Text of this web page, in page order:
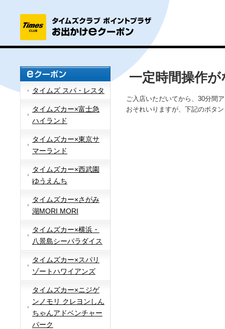
タイムズ スパ・レスタ
タイムズカー×富士急
ハイランド
タイムズカー×東京サ
マーランド
タイムズカー×西武園
ゆうえんち
タイムズカー×さがみ
湖MORI MORI
タイムズカー×横浜・
八景島シーパラダイス
タイムズカー×スパリ
ゾートハワイアンズ
タイムズカー×ニジゲ
ンノモリ クレヨンしん
ちゃんアドベンチャー
パーク
一定時間操作
ご入店いただいてから、30分間
おそれいりますが、下記のボタ